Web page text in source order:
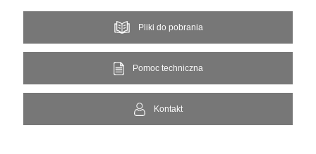
Pliki do pobrania
Pomoc techniczna
Kontakt